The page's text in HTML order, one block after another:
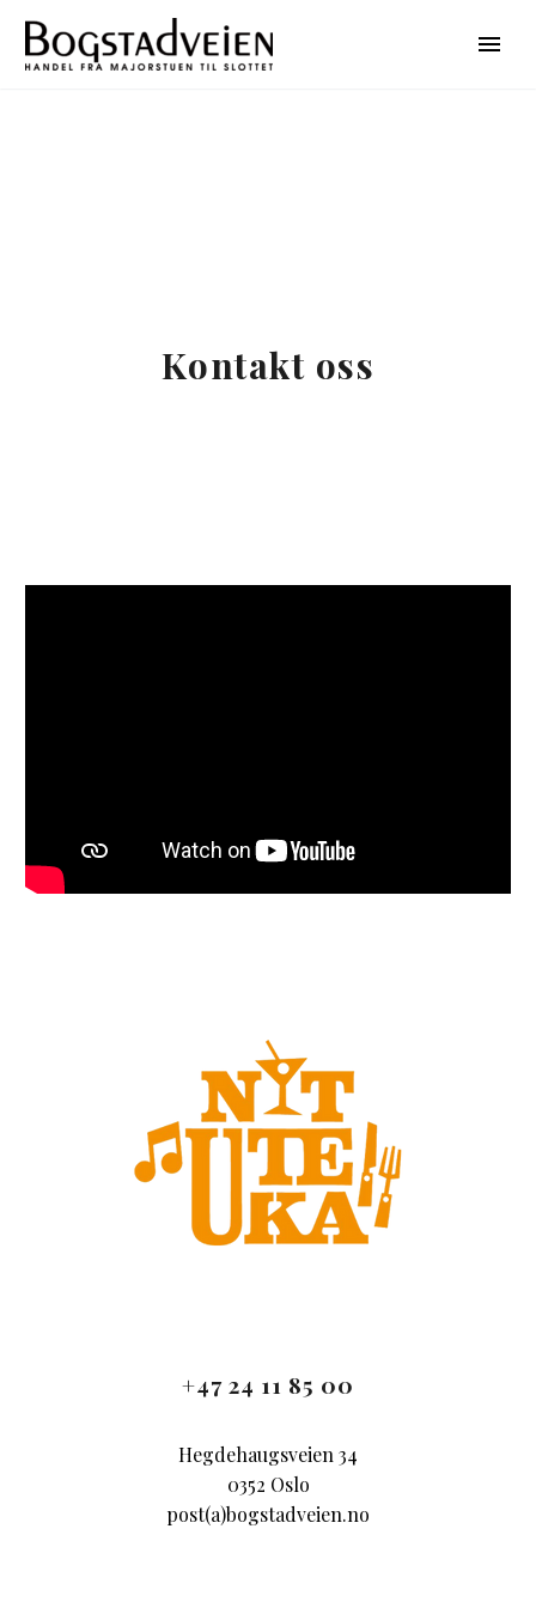
Kontakt oss
+47 24 11 85 00
Hegdehaugsveien 34
0352 Oslo
post(a)bogstadveien.no